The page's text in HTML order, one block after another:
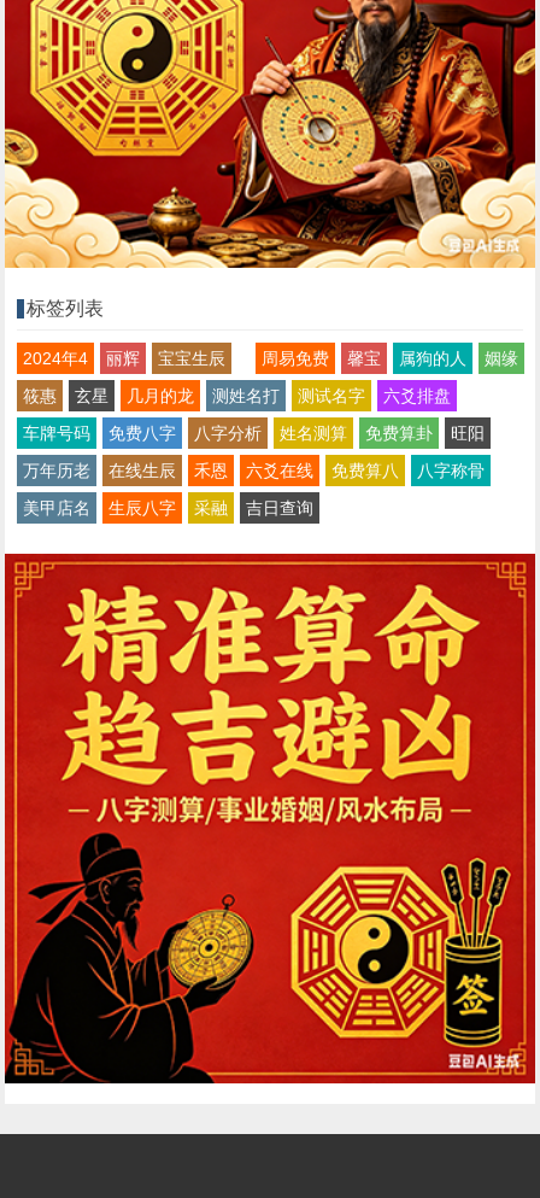
标签列表
2024年4 丽辉 宝宝生辰 周易免费 馨宝 属狗的人
姻缘
筱惠
玄星 几月的龙 测姓名打 测试名字
六爻排盘
车牌号码
免费八字 八字分析 姓名测算 免费算卦
旺阳
万年历老
在线生辰 禾恩 六爻在线 免费算八
八字称骨
美甲店名
生辰八字 采融 吉日查询